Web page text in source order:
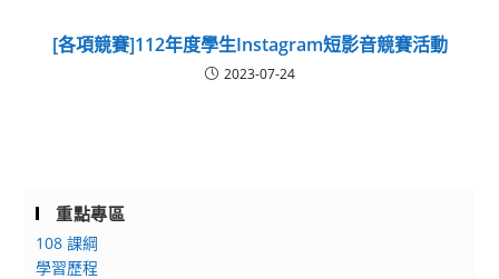
[各項競賽]112年度學生Instagram短影音競賽活動
2023-07-24
重點專區
108 課綱
學習歷程